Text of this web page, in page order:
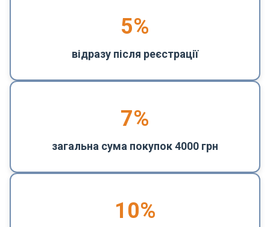
5%
відразу після реєстрації
7%
загальна сума покупок 4000 грн
10%